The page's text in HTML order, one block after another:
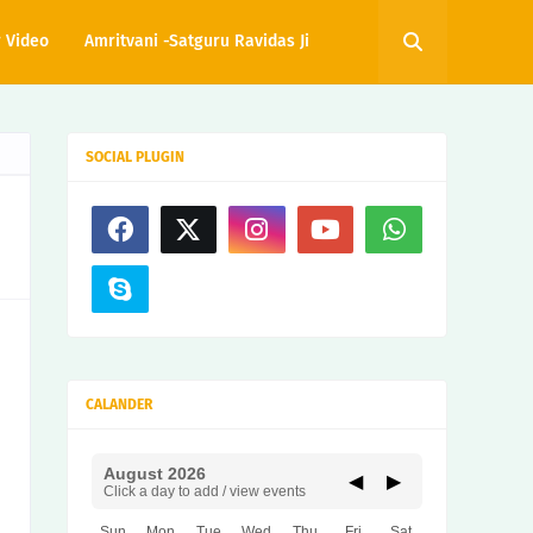
Video Amritvani -Satguru Ravidas Ji
SOCIAL PLUGIN
CALANDER
August 2026
Click a day to add / view events ◀ ▶